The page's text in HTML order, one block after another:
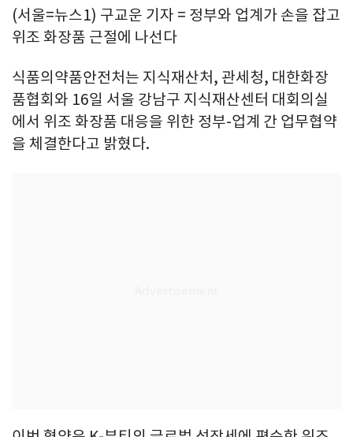
(서울=뉴스1) 구교운 기자 = 정부와 업계가 손을 잡고
위조 화장품 근절에 나선다
식품의약품안전처는 지식재산처, 관세청, 대한화장
품협회와 16일 서울 강남구 지식재산센터 대회의실
에서 위조 화장품 대응을 위한 정부-업계 간 업무협약
을 체결한다고 밝혔다.